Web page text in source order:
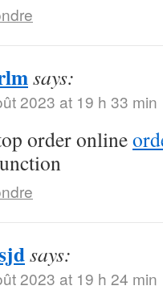
says:
2023 at 19 h 33 min
order online
says:
2023 at 19 h 24 min